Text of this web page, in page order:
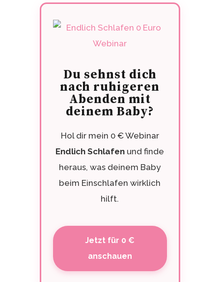
Du sehnst dich
nach ruhigeren
Abenden mit
deinem Baby?
Hol dir mein 0 € Webinar
Endlich Schlafen und finde
heraus, was deinem Baby
beim Einschlafen wirklich
hilft.
Jetzt für 0 €
anschauen